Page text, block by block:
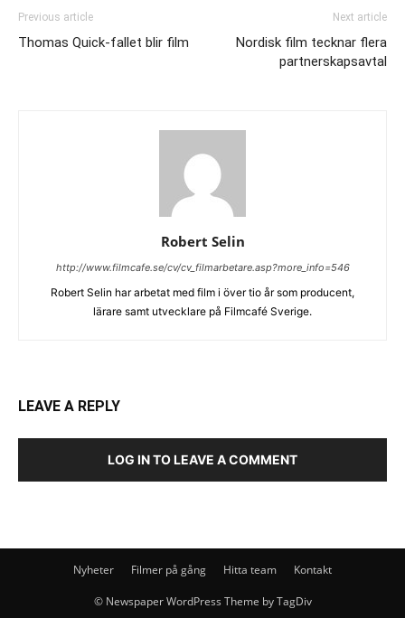
Previous article
Thomas Quick-fallet blir film
Next article
Nordisk film tecknar flera
partnerskapsavtal
Robert Selin
http://www.filmcafe.se/cv/cv_filmarbetare.asp?more_info=546
Robert Selin har arbetat med film i över tio år som producent,
lärare samt utvecklare på Filmcafé Sverige.
LEAVE A REPLY
LOG IN TO LEAVE A COMMENT
Nyheter Filmer på gång Hitta team Kontakt
© Newspaper WordPress Theme by TagDiv